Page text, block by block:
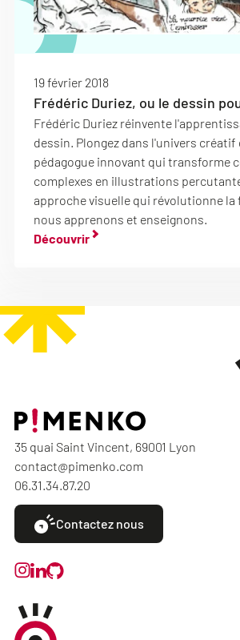
19 février 2018
Frédéric Duriez, ou le dessin
Frédéric Duriez réinvente
dessin. Plongez dans l'univers créatif
pédagogue innovant qui transforme
complexes en illustrations
approche visuelle qui révolutionne la
nous apprenons et enseignons.
Découvrir
35 quai Saint Vincent, 69001 Lyon
contact@pimenko.com
06.31.34.87.20
Contactez nous